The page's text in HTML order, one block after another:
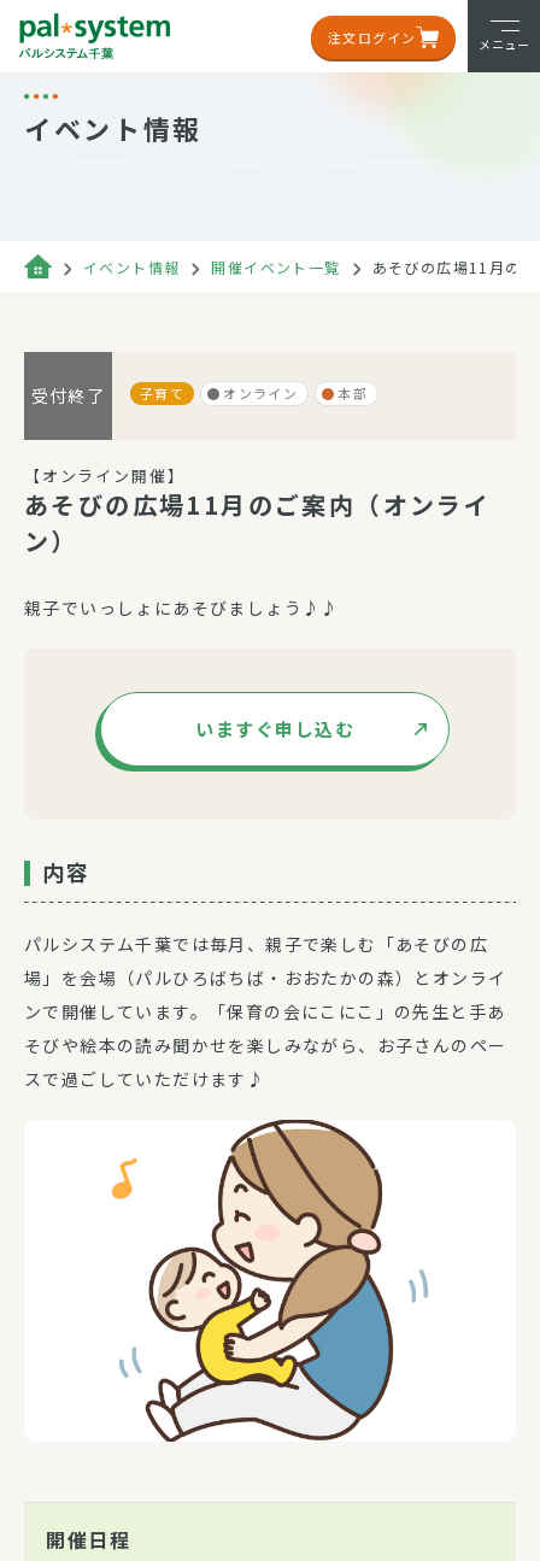
注文ログイン メニュー
イベント情報
イベント情報 開催イベント一覧 あそびの広場11月の
受付終了 子育て オンライン 本部
【オンライン開催】
あそびの広場11月のご案内（オンライ
ン）
親子でいっしょにあそびましょう♪♪
いますぐ申し込む
内容
パルシステム千葉では毎月、親子で楽しむ「あそびの広
場」を会場（パルひろばちば・おおたかの森）とオンライ
ンで開催しています。「保育の会にこにこ」の先生と手あ
そびや絵本の読み聞かせを楽しみながら、お子さんのペー
スで過ごしていただけます♪
開催日程